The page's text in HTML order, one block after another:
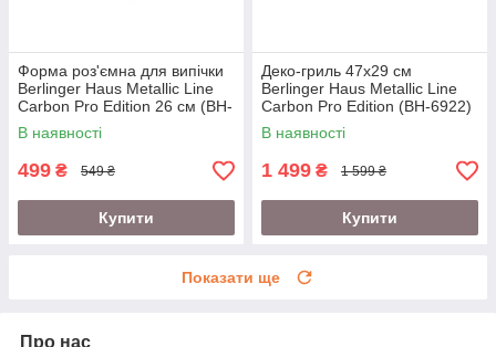
Форма роз'ємна для випічки
Berlinger Haus Metallic Line
Carbon Pro Edition 26 см (BH-
1822A)
В наявності
499 ₴ 549 ₴
Купити
Деко-гриль 47х29 см
Berlinger Haus Metallic Line
Carbon Pro Edition (BH-6922)
В наявності
1 499 ₴ 1 599 ₴
Купити
Показати ще
Про нас